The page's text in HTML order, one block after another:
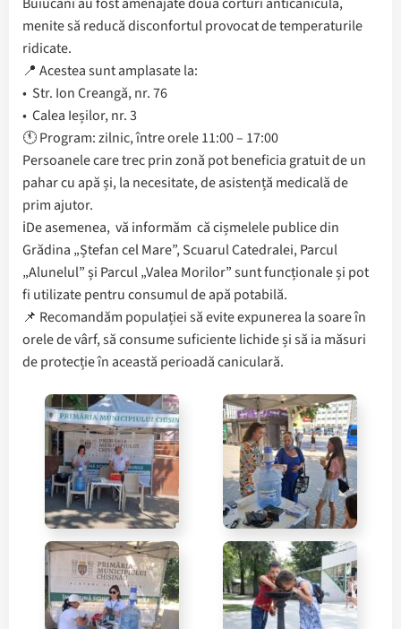
menite să reducă disconfortul provocat de temperaturile
ridicate.
📍 Acestea sunt amplasate la:
• Str. Ion Creangă, nr. 76
• Calea Ieșilor, nr. 3
🕚 Program: zilnic, între orele 11:00 – 17:00
Persoanele care trec prin zonă pot beneficia gratuit de un
pahar cu apă și, la necesitate, de asistență medicală de
prim ajutor.
ℹ️De asemenea, vă informăm că cișmelele publice din
Grădina „Ștefan cel Mare”, Scuarul Catedralei, Parcul
„Alunelul” și Parcul „Valea Morilor” sunt funcționale și pot
fi utilizate pentru consumul de apă potabilă.
📌 Recomandăm populației să evite expunerea la soare în
orele de vârf, să consume suficiente lichide și să ia măsuri
de protecție în această perioadă caniculară.